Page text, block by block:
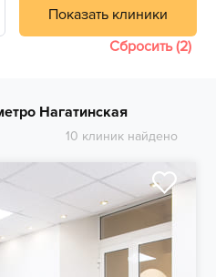
Показать клиники
Сбросить (2)
Нагатинская
10 клиник найдено